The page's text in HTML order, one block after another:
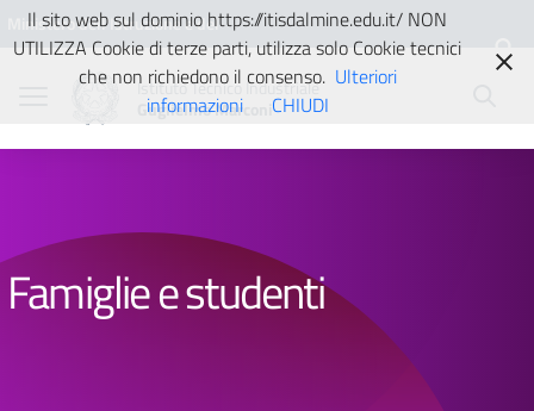
Vai ai contenuti
Vai al menu di navigazione
Vai al footer
Ministero dell'Istruzione e del
Istituto Tecnico Industriale
Guglielmo Marconi
Famiglie e studenti
Il sito web sul dominio https://itisdalmine.edu.it/ NON
UTILIZZA Cookie di terze parti, utilizza solo Cookie tecnici
che non richiedono il consenso. Ulteriori
informazioni
CHIUDI